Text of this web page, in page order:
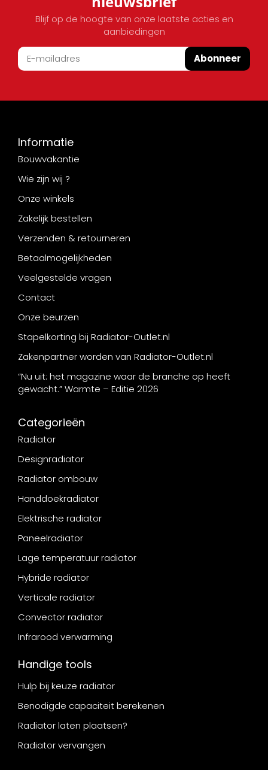
Blijf op de hoogte van onze laatste acties en
aanbiedingen
Abonneer
Informatie
Bouwvakantie
Wie zijn wij ?
Onze winkels
Zakelijk bestellen
Verzenden & retourneren
Betaalmogelijkheden
Veelgestelde vragen
Contact
Onze beurzen
Stapelkorting bij Radiator-Outlet.nl
Zakenpartner worden van Radiator-Outlet.nl
“Nu uit: het magazine waar de branche op heeft
gewacht.” Warmte – Editie 2026
Categorieën
Radiator
Designradiator
Radiator ombouw
Handdoekradiator
Elektrische radiator
Paneelradiator
Lage temperatuur radiator
Hybride radiator
Verticale radiator
Convector radiator
Infrarood verwarming
Handige tools
Hulp bij keuze radiator
Benodigde capaciteit berekenen
Radiator laten plaatsen?
Radiator vervangen